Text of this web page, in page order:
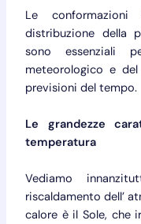
Le conformazioni
distribuzione della
sono essenziali
meteorologico e
previsioni del tempo.
Le grandezze
temperatura
Vediamo
riscaldamento dell’
calore è il Sole, che